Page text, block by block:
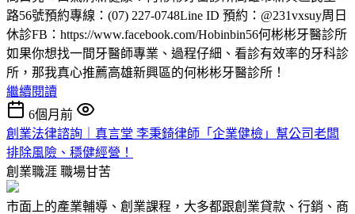
路56號預約專線：(07) 227-0748Line ID 預約：@231vxsuy周日
休診FB：https://www.facebook.com/Hobinbin56何彬彬牙醫診所
如果你想找一間牙醫師專業、過程仔細、看診有效率的牙科診
所，那我真心推薦高雄新興區的何彬彬牙醫診所！
繼續閱讀
6個月前
創業法律諮詢｜真言堂 李秉錡律師「企業健檢」幫公司老闆
排除風險、穩健經營！
創業職涯 職場甘苦
市面上的產業輔導、創業課程，大多都跟創業貸款、行銷、商